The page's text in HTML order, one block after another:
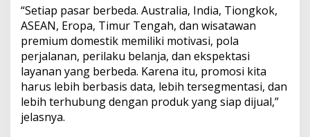
k
u
r
“Setiap pasar berbeda. Australia, India, Tiongkok,
ASEAN, Eropa, Timur Tengah, dan wisatawan
premium domestik memiliki motivasi, pola
perjalanan, perilaku belanja, dan ekspektasi
layanan yang berbeda. Karena itu, promosi kita
harus lebih berbasis data, lebih tersegmentasi, dan
lebih terhubung dengan produk yang siap dijual,”
jelasnya.